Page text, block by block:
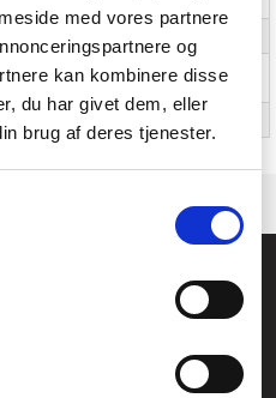
med vores partnere
og
kan kombinere disse
du har givet dem, eller
brug af deres tjenester.